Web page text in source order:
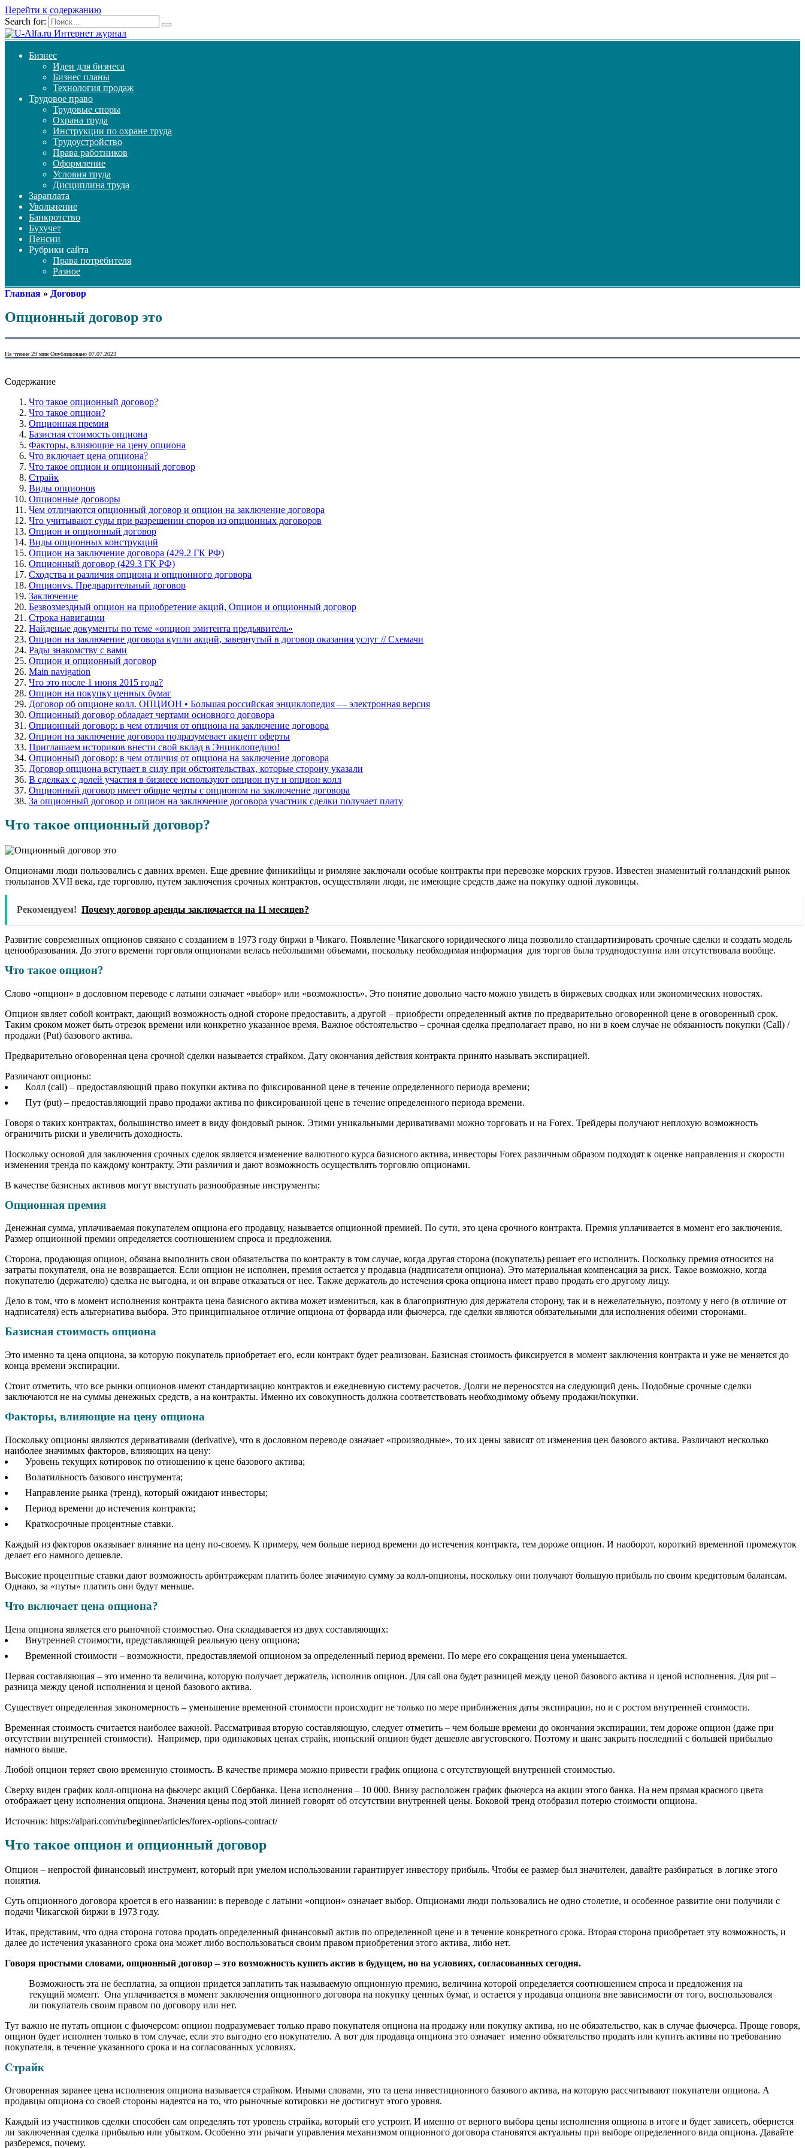
Перейти к содержанию
Search for:
Бизнес
Идеи для бизнеса
Бизнес планы
Технология продаж
Трудовое право
Трудовые споры
Охрана труда
Инструкции по охране труда
Трудоустройство
Права работников
Оформление
Условия труда
Дисциплина труда
Зараплата
Увольнение
Банкротство
Бухучет
Пенсии
Рубрики сайта
Права потребителя
Разное
Главная » Договор
Опционный договор это
На чтение 29 мин Опубликовано 07.07.2023
Содержание
Что такое опционный договор?
Что такое опцион?
Опционная премия
Базисная стоимость опциона
Факторы, влияющие на цену опциона
Что включает цена опциона?
Что такое опцион и опционный договор
Страйк
Виды опционов
Опционные договоры
Чем отличаются опционный договор и опцион на заключение договора
Что учитывают суды при разрешении споров из опционных договоров
Опцион и опционный договор
Виды опционных конструкций
Опцион на заключение договора (429.2 ГК РФ)
Опционный договор (429.3 ГК РФ)
Сходства и различия опциона и опционного договора
Опционvs. Предварительный договор
Заключение
Безвозмездный опцион на приобретение акций, Опцион и опционный договор
Строка навигации
Найденые документы по теме «опцион эмитента предьявитель»
Опцион на заключение договора купли акций, завернутый в договор оказания услуг // Схемачи
Рады знакомству с вами
Опцион и опционный договор
Main navigation
Что это после 1 июня 2015 года?
Опцион на покупку ценных бумаг
Договор об опционе колл. ОПЦИОН • Большая российская энциклопедия — электронная версия
Опционный договор обладает чертами основного договора
Опционный договор: в чем отличия от опциона на заключение договора
Опцион на заключение договора подразумевает акцепт оферты
Приглашаем историков внести свой вклад в Энциклопедию!
Опционный договор: в чем отличия от опциона на заключение договора
Договор опциона вступает в силу при обстоятельствах, которые сторону указали
В сделках с долей участия в бизнесе используют опцион пут и опцион колл
Опционный договор имеет общие черты с опционом на заключение договора
За опционный договор и опцион на заключение договора участник сделки получает плату
Что такое опционный договор?
Опционами люди пользовались с давних времен. Еще древние финикийцы и римляне заключали особые контракты при перевозке морских грузов. Известен знаменитый голландский рынок
тюльпанов XVII века, где торговлю, путем заключения срочных контрактов, осуществляли люди, не имеющие средств даже на покупку одной луковицы.
Рекомендуем! Почему договор аренды заключается на 11 месяцев?
Развитие современных опционов связано с созданием в 1973 году биржи в Чикаго. Появление Чикагского юридического лица позволило стандартизировать срочные сделки и создать модель
ценообразования. До этого времени торговля опционами велась небольшими объемами, поскольку необходимая информация для торгов была труднодоступна или отсутствовала вообще.
Что такое опцион?
Слово «опцион» в дословном переводе с латыни означает «выбор» или «возможность». Это понятие довольно часто можно увидеть в биржевых сводках или экономических новостях.
Опцион являет собой контракт, дающий возможность одной стороне предоставить, а другой – приобрести определенный актив по предварительно оговоренной цене в оговоренный срок.
Таким сроком может быть отрезок времени или конкретно указанное время. Важное обстоятельство – срочная сделка предполагает право, но ни в коем случае не обязанность покупки (Call) /
продажи (Put) базового актива.
Предварительно оговоренная цена срочной сделки называется страйком. Дату окончания действия контракта принято называть экспирацией.
Различают опционы:
Колл (call) – предоставляющий право покупки актива по фиксированной цене в течение определенного периода времени;
Пут (put) – предоставляющий право продажи актива по фиксированной цене в течение определенного периода времени.
Говоря о таких контрактах, большинство имеет в виду фондовый рынок. Этими уникальными деривативами можно торговать и на Forex. Трейдеры получают неплохую возможность
ограничить риски и увеличить доходность.
Поскольку основой для заключения срочных сделок является изменение валютного курса базисного актива, инвесторы Forex различным образом подходят к оценке направления и скорости
изменения тренда по каждому контракту. Эти различия и дают возможность осуществлять торговлю опционами.
В качестве базисных активов могут выступать разнообразные инструменты:
Опционная премия
Денежная сумма, уплачиваемая покупателем опциона его продавцу, называется опционной премией. По сути, это цена срочного контракта. Премия уплачивается в момент его заключения.
Размер опционной премии определяется соотношением спроса и предложения.
Сторона, продающая опцион, обязана выполнить свои обязательства по контракту в том случае, когда другая сторона (покупатель) решает его исполнить. Поскольку премия относится на
затраты покупателя, она не возвращается. Если опцион не исполнен, премия остается у продавца (надписателя опциона). Это материальная компенсация за риск. Такое возможно, когда
покупателю (держателю) сделка не выгодна, и он вправе отказаться от нее. Также держатель до истечения срока опциона имеет право продать его другому лицу.
Дело в том, что в момент исполнения контракта цена базисного актива может измениться, как в благоприятную для держателя сторону, так и в нежелательную, поэтому у него (в отличие от
надписателя) есть альтернатива выбора. Это принципиальное отличие опциона от форварда или фьючерса, где сделки являются обязательными для исполнения обеими сторонами.
Базисная стоимость опциона
Это именно та цена опциона, за которую покупатель приобретает его, если контракт будет реализован. Базисная стоимость фиксируется в момент заключения контракта и уже не меняется до
конца времени экспирации.
Стоит отметить, что все рынки опционов имеют стандартизацию контрактов и ежедневную систему расчетов. Долги не переносятся на следующий день. Подобные срочные сделки
заключаются не на суммы денежных средств, а на контракты. Именно их совокупность должна соответствовать необходимому объему продажи/покупки.
Факторы, влияющие на цену опциона
Поскольку опционы являются деривативами (derivative), что в дословном переводе означает «производные», то их цены зависят от изменения цен базового актива. Различают несколько
наиболее значимых факторов, влияющих на цену:
Уровень текущих котировок по отношению к цене базового актива;
Волатильность базового инструмента;
Направление рынка (тренд), который ожидают инвесторы;
Период времени до истечения контракта;
Краткосрочные процентные ставки.
Каждый из факторов оказывает влияние на цену по-своему. К примеру, чем больше период времени до истечения контракта, тем дороже опцион. И наоборот, короткий временной промежуток
делает его намного дешевле.
Высокие процентные ставки дают возможность арбитражерам платить более значимую сумму за колл-опционы, поскольку они получают большую прибыль по своим кредитовым балансам.
Однако, за «путы» платить они будут меньше.
Что включает цена опциона?
Цена опциона является его рыночной стоимостью. Она складывается из двух составляющих:
Внутренней стоимости, представляющей реальную цену опциона;
Временной стоимости – возможности, предоставляемой опционом за определенный период времени. По мере его сокращения цена уменьшается.
Первая составляющая – это именно та величина, которую получает держатель, исполнив опцион. Для call она будет разницей между ценой базового актива и ценой исполнения. Для put –
разница между ценой исполнения и ценой базового актива.
Существует определенная закономерность – уменьшение временной стоимости происходит не только по мере приближения даты экспирации, но и с ростом внутренней стоимости.
Временная стоимость считается наиболее важной. Рассматривая вторую составляющую, следует отметить – чем больше времени до окончания экспирации, тем дороже опцион (даже при
отсутствии внутренней стоимости). Например, при одинаковых ценах страйк, июньский опцион будет дешевле августовского. Поэтому и шанс закрыть последний с большей прибылью
намного выше.
Любой опцион теряет свою временную стоимость. В качестве примера можно привести график опциона с отсутствующей внутренней стоимостью.
Сверху виден график колл-опциона на фьючерс акций Сбербанка. Цена исполнения – 10 000. Внизу расположен график фьючерса на акции этого банка. На нем прямая красного цвета
отображает цену исполнения опциона. Значения цены под этой линией говорят об отсутствии внутренней цены. Боковой тренд отобразил потерю стоимости опциона.
Источник: https://alpari.com/ru/beginner/articles/forex-options-contract/
Что такое опцион и опционный договор
Опцион – непростой финансовый инструмент, который при умелом использовании гарантирует инвестору прибыль. Чтобы ее размер был значителен, давайте разбираться в логике этого
понятия.
Суть опционного договора кроется в его названии: в переводе с латыни «опцион» означает выбор. Опционами люди пользовались не одно столетие, и особенное развитие они получили с
подачи Чикагской биржи в 1973 году.
Итак, представим, что одна сторона готова продать определенный финансовый актив по определенной цене и в течение конкретного срока. Вторая сторона приобретает эту возможность, и
далее до истечения указанного срока она может либо воспользоваться своим правом приобретения этого актива, либо нет.
Говоря простыми словами, опционный договор – это возможность купить актив в будущем, но на условиях, согласованных сегодня.
Возможность эта не бесплатна, за опцион придется заплатить так называемую опционную премию, величина которой определяется соотношением спроса и предложения на
текущий момент. Она уплачивается в момент заключения опционного договора на покупку ценных бумаг, и остается у продавца опциона вне зависимости от того, воспользовался
ли покупатель своим правом по договору или нет.
Тут важно не путать опцион с фьючерсом: опцион подразумевает только право покупателя опциона на продажу или покупку актива, но не обязательство, как в случае фьючерса. Проще говоря,
опцион будет исполнен только в том случае, если это выгодно его покупателю. А вот для продавца опциона это означает именно обязательство продать или купить активы по требованию
покупателя, в течение указанного срока и на согласованных условиях.
Страйк
Оговоренная заранее цена исполнения опциона называется страйком. Иными словами, это та цена инвестиционного базового актива, на которую рассчитывают покупатели опциона. А
продавцы опциона со своей стороны надеятся на то, что рыночные котировки не достигнут этого уровня.
Каждый из участников сделки способен сам определять тот уровень страйка, который его устроит. И именно от верного выбора цены исполнения опциона в итоге и будет зависеть, обернется
ли заключенная сделка прибылью или убытком. Особенно эти рычаги управления механизмом опционного договора становятся актуальны при выборе определенного вида опциона. Давайте
разберемся, почему.